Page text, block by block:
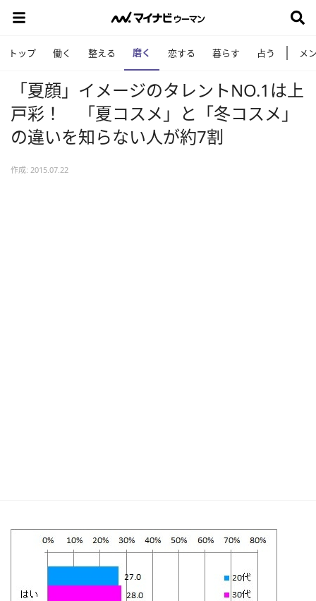
トップ 働く 整える 磨く 恋する 暮らす 占う メ
「夏顔」イメージのタレントNO.1は上
戸彩！ 「夏コスメ」と「冬コスメ」
の違いを知らない人が約7割
作成: 2015.07.22